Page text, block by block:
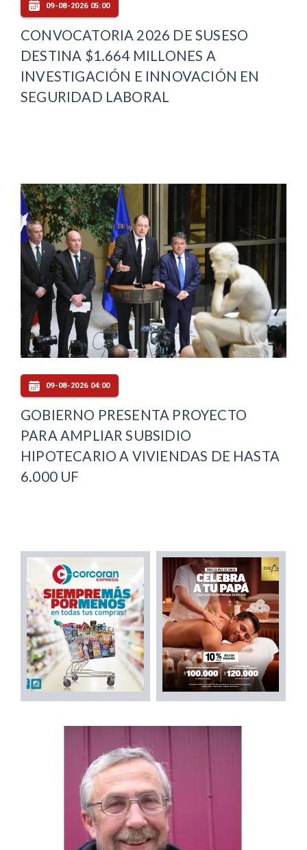
09-08-2026 05:00
CONVOCATORIA 2026 DE SUSESO
DESTINA $1.664 MILLONES A
INVESTIGACIÓN E INNOVACIÓN EN
SEGURIDAD LABORAL
09-08-2026 04:00
GOBIERNO PRESENTA PROYECTO
PARA AMPLIAR SUBSIDIO
HIPOTECARIO A VIVIENDAS DE HASTA
6.000 UF